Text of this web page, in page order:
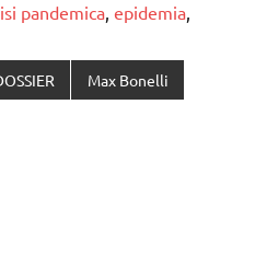
pandemica, epidemia,
Max Bonelli